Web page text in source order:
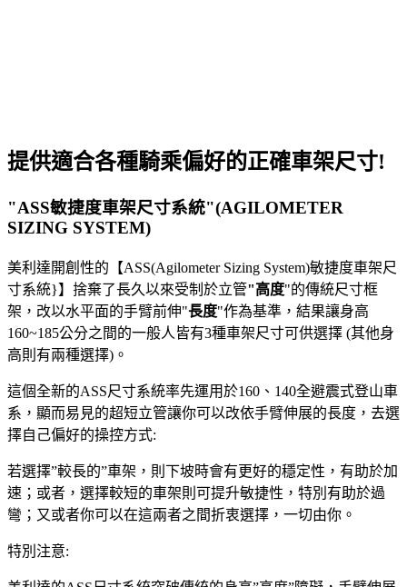
提供適合各種騎乘偏好的正確車架尺寸!
"ASS敏捷度車架尺寸系統"(AGILOMETER
SIZING SYSTEM)
美利達開創性的【ASS(Agilometer Sizing System)敏捷度車架尺
寸系統}】捨棄了長久以來受制於立管"高度"的傳統尺寸框
架，改以水平面的手臂前伸"長度"作為基準，結果讓身高
160~185公分之間的一般人皆有3種車架尺寸可供選擇 (其他身
高則有兩種選擇)。
這個全新的ASS尺寸系統率先運用於160、140全避震式登山車
系，顯而易見的超短立管讓你可以改依手臂伸展的長度，去選
擇自己偏好的操控方式:
若選擇”較長的”車架，則下坡時會有更好的穩定性，有助於加
速；或者，選擇較短的車架則可提升敏捷性，特別有助於過
彎；又或者你可以在這兩者之間折衷選擇，一切由你。
特別注意: